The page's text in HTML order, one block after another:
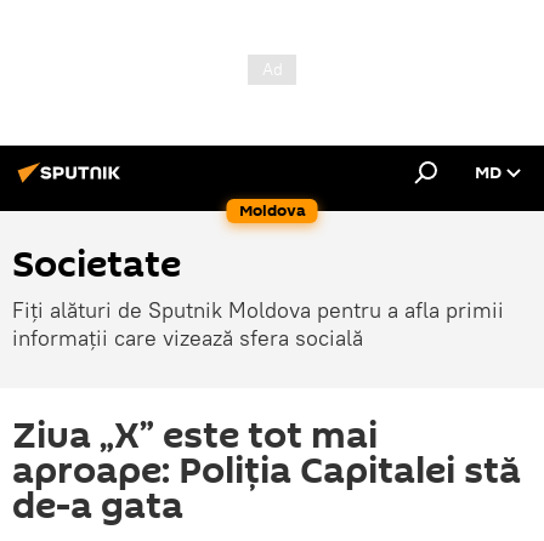
Moldova
MD
Societate
Fiți alături de Sputnik Moldova pentru a afla primii
informații care vizează sfera socială
Ziua „X” este tot mai
aproape: Poliția Capitalei stă
de-a gata